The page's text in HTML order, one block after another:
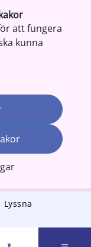
att fungera
kunna
Lyssna